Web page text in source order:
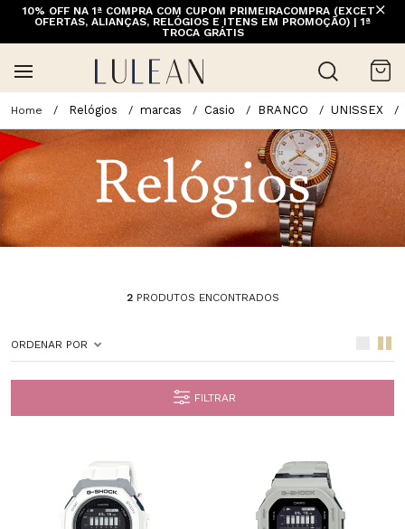
10% OFF NA 1ª COMPRA COM CUPOM PRIMEIRACOMPRA (EXCETO
OFERTAS, ALIANÇAS, RELÓGIOS E ITENS EM PROMOÇÃO) | 1ª
TROCA GRÁTIS
Relógios marcas Casio BRANCO UNISSEX
2PRODUTOS ENCONTRADOS
ORDENAR POR
FILTRAR